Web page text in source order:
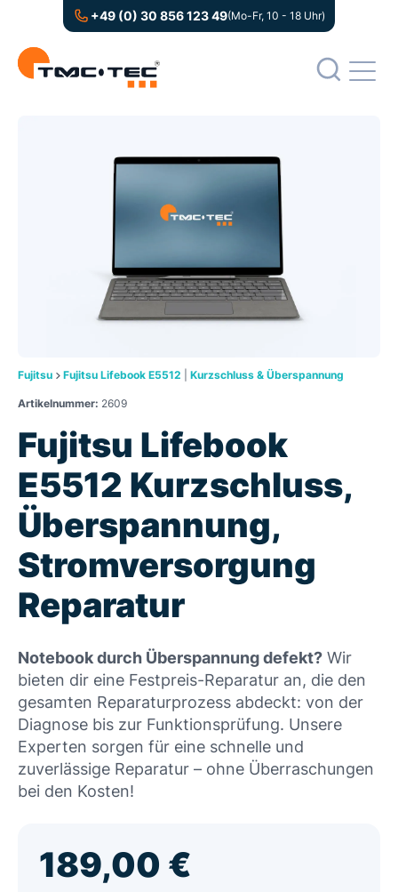
+49 (0) 30 856 123 49(Mo-Fr, 10 - 18 Uhr)
Fujitsu Fujitsu Lifebook E5512 Kurzschluss & Überspannung
Artikelnummer: 2609
Fujitsu Lifebook
E5512 Kurzschluss,
Überspannung,
Stromversorgung
Reparatur
Notebook durch Überspannung defekt? Wir
bieten dir eine Festpreis-Reparatur an, die den
gesamten Reparaturprozess abdeckt: von der
Diagnose bis zur Funktionsprüfung. Unsere
Experten sorgen für eine schnelle und
zuverlässige Reparatur – ohne Überraschungen
bei den Kosten!
189,00 €